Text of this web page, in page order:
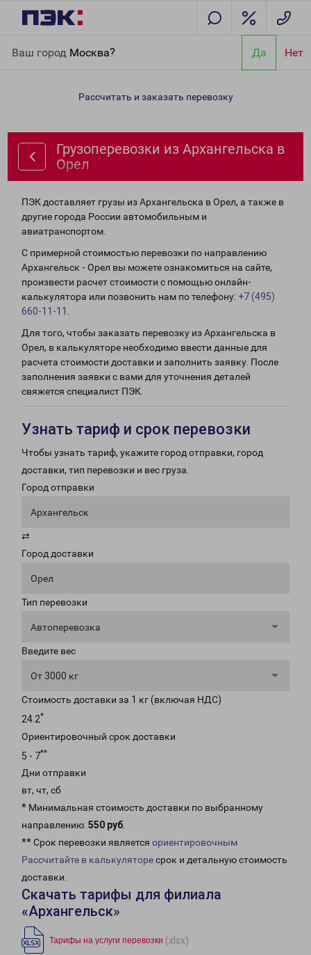
Ваш город Москва? Да Нет
Орел
Рассчитать и заказать перевозку
Грузоперевозки из Архангельска в
Орел
ПЭК доставляет грузы из Архангельска в Орел, а также в
другие города России автомобильным и
авиатранспортом.
С примерной стоимостью перевозки по направлению
Архангельск - Орел вы можете ознакомиться на сайте,
произвести расчет стоимости с помощью онлайн-
калькулятора или позвонить нам по телефону: +7 (495)
660-11-11
Для того, чтобы заказать перевозку из Архангельска в
Орел, в калькуляторе необходимо ввести данные для
расчета стоимости доставки и заполнить заявку. После
заполнения заявки с вами для уточнения деталей
свяжется специалист ПЭК.
Узнать тариф и срок перевозки
Чтобы узнать тариф, укажите город отправки, город
доставки, тип перевозки и вес груза.
Город отправки
Архангельск
⇄
Город доставки
Орел
Тип перевозки
Автоперевозка
Введите вес
От 3000 кг
Стоимость доставки за 1 кг (включая НДС)
24.2*
Ориентировочный срок доставки
5 - 7**
Дни отправки
вт, чт, сб
* Минимальная стоимость доставки по выбранному
направлению: 550 руб.
** Срок перевозки является ориентировочным
Рассчитайте в калькуляторесрок и детальную стоимость
доставки.
Скачать тарифы для филиала
«Архангельск»
Тарифы на услуги перевозки (xlsx)